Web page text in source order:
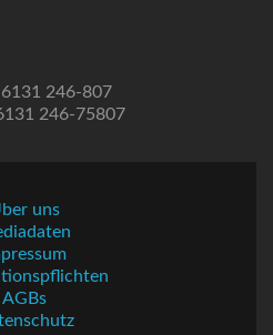
6131 246-807
246-75807
uns
AGBs